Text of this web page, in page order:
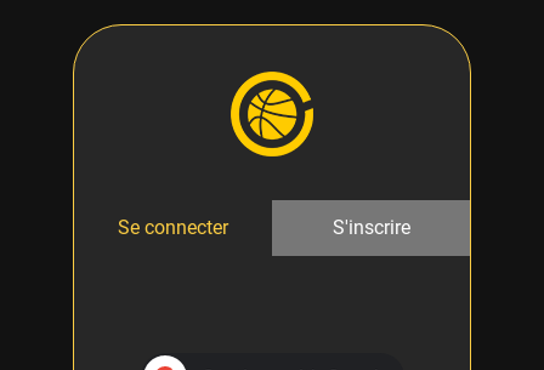
Se connecter S'inscrire